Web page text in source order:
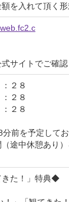
を入れて頂く形
サイトでご確認
２８
２８
２８
前を予定してお
途中休憩あり
た！」特典◆